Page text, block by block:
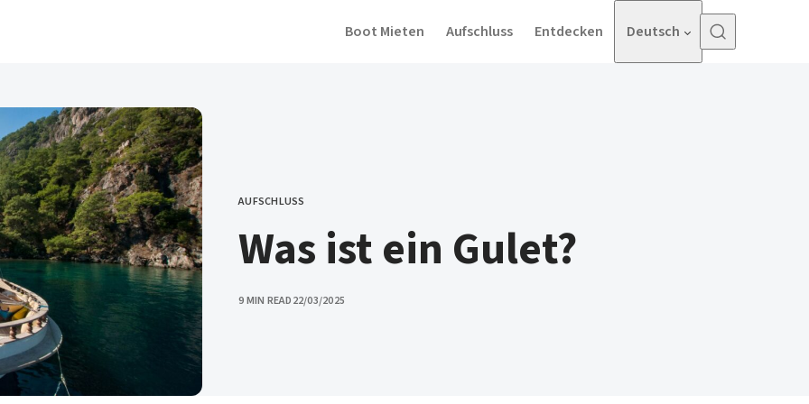
Boot Mieten Aufschluss Entdecken Deutsch
CATEGORY
AUFSCHLUSS
Was ist ein Gulet?
9 MIN READPUBLISHED
22/03/2025